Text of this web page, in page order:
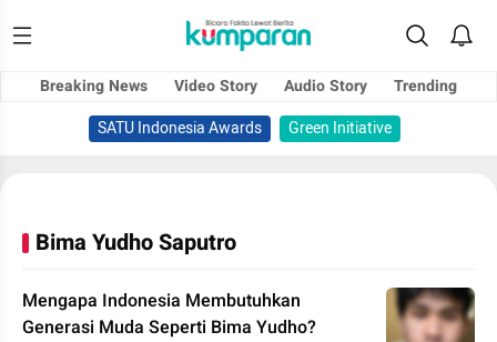
Breaking News Video Story Audio Story
Trending
SATU Indonesia Awards
Green Initiative
Bima Yudho Saputro
Mengapa Indonesia Membutuhkan
Generasi Muda Seperti Bima Yudho?